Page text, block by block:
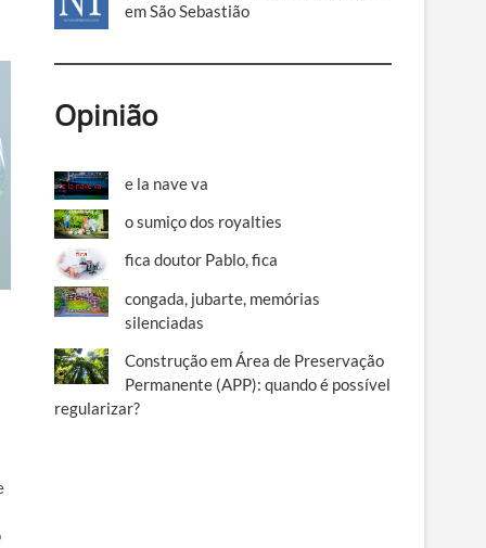
em São Sebastião
Opinião
e la nave va
o sumiço dos royalties
fica doutor Pablo, fica
congada, jubarte, memórias
silenciadas
Construção em Área de Preservação
Permanente (APP): quando é possível
regularizar?